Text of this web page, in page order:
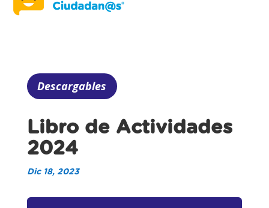
Descargables
Libro de Actividades
2024
Dic 18, 2023